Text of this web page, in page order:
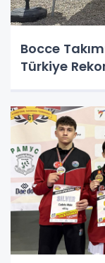
Bocce
Türkiye